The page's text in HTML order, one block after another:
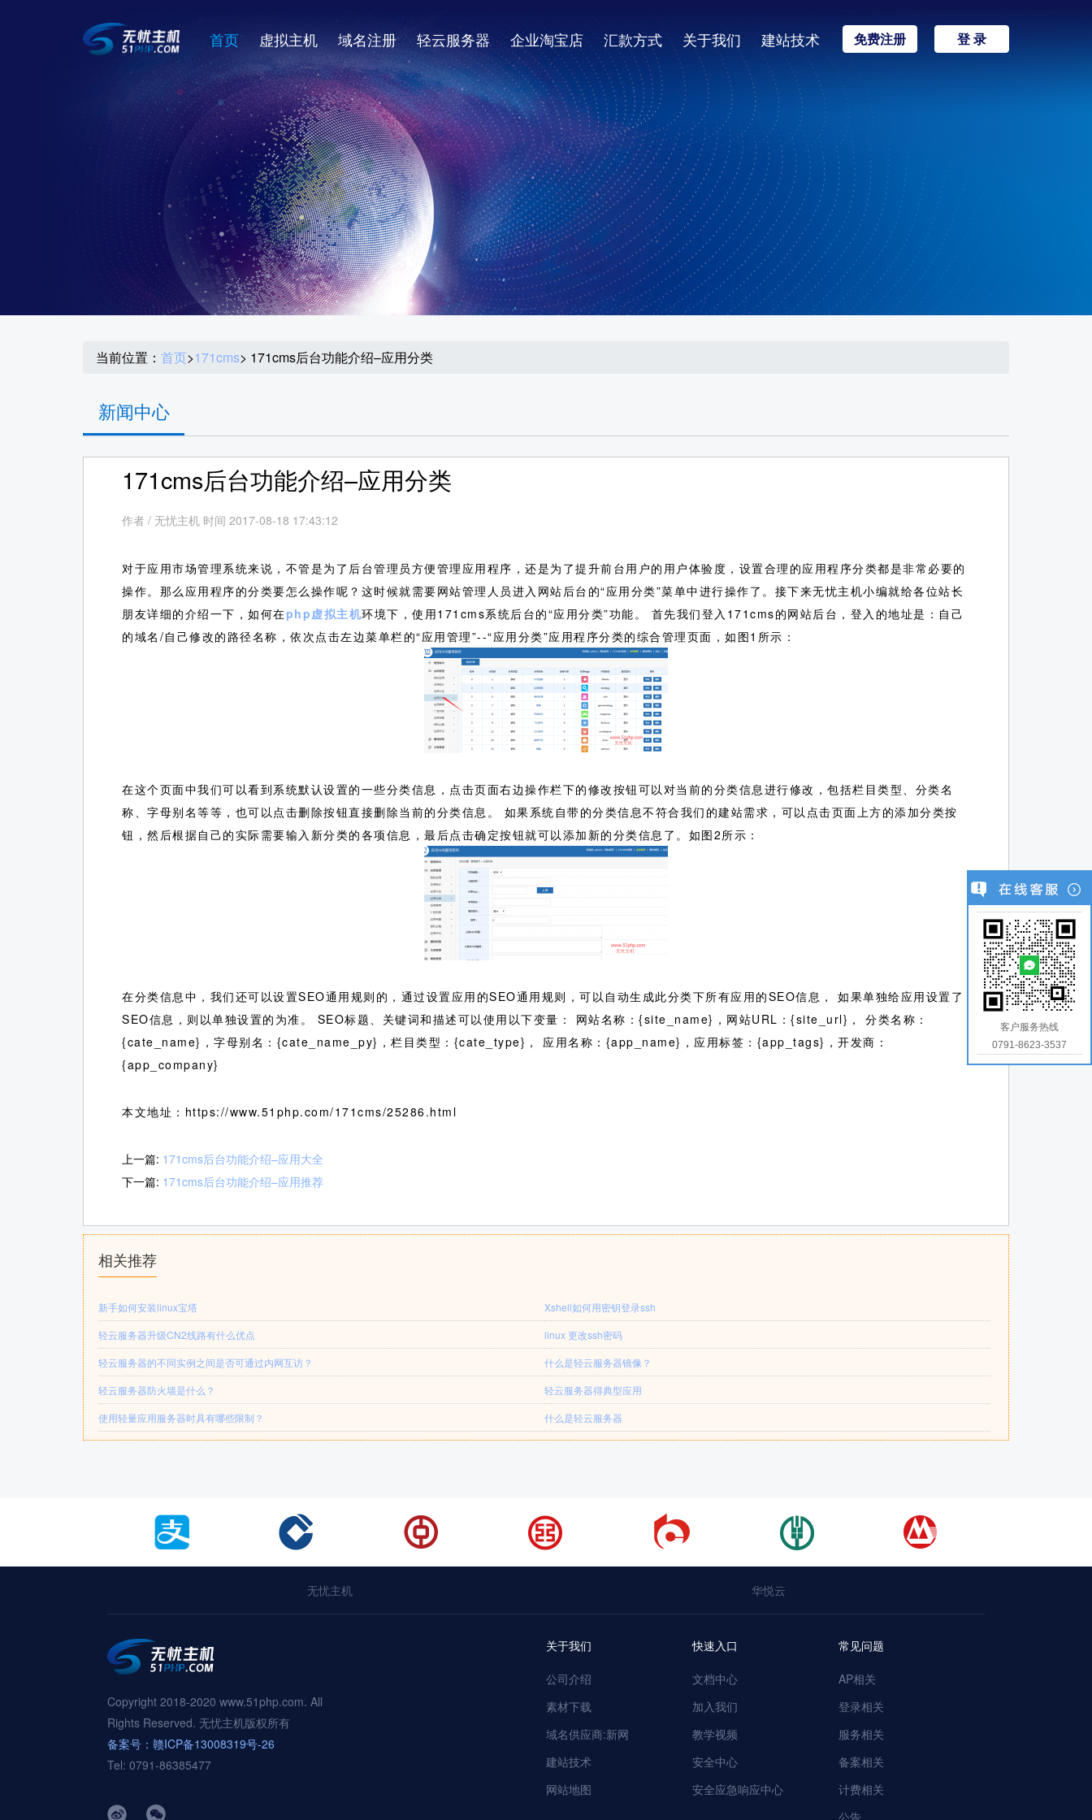
首页 虚拟主机 域名注册 轻云服务器 企业淘宝店 汇款方式 关于我们 建站技术 免费注册 登 录
当前位置： 首页>171cms> 171cms后台功能介绍–应用分类
新闻中心
171cms后台功能介绍–应用分类
作者 / 无忧主机 时间 2017-08-18 17:43:12
对于应用市场管理系统来说，不管是为了后台管理员方便管理应用程序，还是为了提升前台用户的用户体验度，设置合理的应用程序分类都是非常必要的
操作。那么应用程序的分类要怎么操作呢？这时候就需要网站管理人员进入网站后台的“应用分类”菜单中进行操作了。接下来无忧主机小编就给各位站长
朋友详细的介绍一下，如何在php虚拟主机环境下，使用171cms系统后台的“应用分类”功能。
首先我们登入171cms的网站后台，登入的地址是：自己
的域名/自己修改的路径名称，依次点击左边菜单栏的“应用管理”--“应用分类”应用程序分类的综合管理页面，如图1所示：
在这个页面中我们可以看到系统默认设置的一些分类信息，点击页面右边操作栏下的修改按钮可以对当前的分类信息进行修改，包括栏目类型、分类名
称、字母别名等等，也可以点击删除按钮直接删除当前的分类信息。 如果系统自带的分类信息不符合我们的建站需求，可以点击页面上方的添加分类按
钮，然后根据自己的实际需要输入新分类的各项信息，最后点击确定按钮就可以添加新的分类信息了。如图2所示：
在分类信息中，我们还可以设置SEO通用规则的，通过设置应用的SEO通用规则，可以自动生成此分类下所有应用的SEO信息， 如果单独给应用设置了
SEO信息，则以单独设置的为准。 SEO标题、关键词和描述可以使用以下变量： 网站名称：{site_name}，网站URL：{site_url}， 分类名称：
{cate_name}，字母别名：{cate_name_py}，栏目类型：{cate_type}， 应用名称：{app_name}，应用标签：{app_tags}，开发商：
{app_company}
本文地址：https://www.51php.com/171cms/25286.html
上一篇: 171cms后台功能介绍–应用大全
下一篇: 171cms后台功能介绍–应用推荐
相关推荐
新手如何安装linux宝塔
Xshell如何用密钥登录ssh
轻云服务器升级CN2线路有什么优点
linux 更改ssh密码
轻云服务器的不同实例之间是否可通过内网互访？
什么是轻云服务器镜像？
轻云服务器防火墙是什么？
轻云服务器得典型应用
使用轻量应用服务器时具有哪些限制？
什么是轻云服务器
无忧主机 华悦云
Copyright 2018-2020 www.51php.com. All
Rights Reserved. 无忧主机版权所有
备案号：赣ICP备13008319号-26
Tel: 0791-86385477
关于我们
公司介绍
素材下载
域名供应商:新网
建站技术
网站地图
快速入口
文档中心
加入我们
教学视频
安全中心
安全应急响应中心
常见问题
AP相关
登录相关
服务相关
备案相关
计费相关
公告
客户服务热线
0791-8623-3537